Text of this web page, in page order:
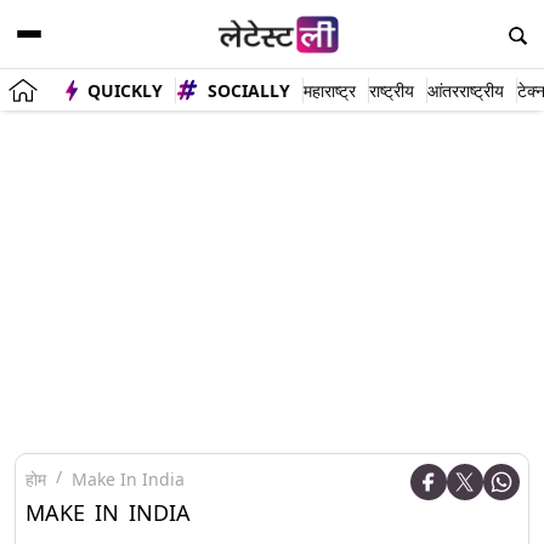
QUICKLY SOCIALLY महाराष्ट्र राष्ट्रीय आंतरराष्ट्रीय
होम Make In India
MAKE IN INDIA